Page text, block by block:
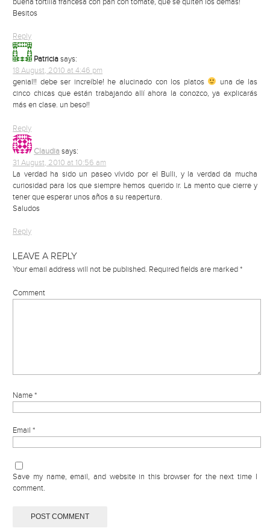
Besitos
Reply
Patricia says:
18 August, 2010 at 4:46 pm
genial!! debe ser increíble! he alucinado con los platos
una de las
cinco chicas que están trabajando allí ahora la conozco, ya explicarás
más en clase. un beso!!
Reply
Claudia says:
31 August, 2010 at 10:56 am
La verdad ha sido un paseo vívido por el Bulli, y la verdad da mucha
curiosidad para los que siempre hemos querido ir. La mento que cierre y
tener que esperar unos años a su reapertura.
Saludos
Reply
LEAVE A REPLY
Your email address will not be published. Required fields are marked*
Comment
Name*
Email*
Save my name, email, and website in this browser for the next time I
comment.